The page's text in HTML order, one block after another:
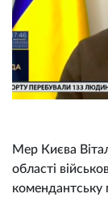
Мер Києва
області
комендантську